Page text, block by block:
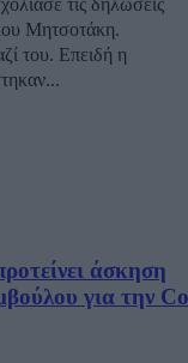
τις δηλώσεις
Μητσοτάκη.
του. Επειδή η
άσκηση
για την